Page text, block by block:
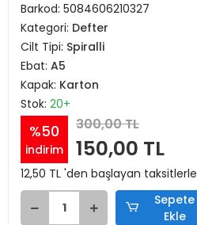
Barkod: 5084606210327
Kategori: Defter
Cilt Tipi: Spiralli
Ebat: A5
Kapak: Karton
Stok: 20+
%50
indirim
300,00 TL
150,00 TL
12,50 TL 'den başlayan taksitlerle
Sepete
Ekle